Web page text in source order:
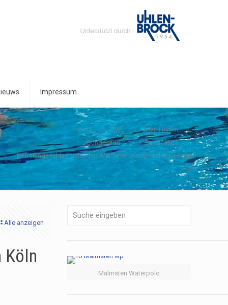
Impressum
Home DWL
DWL Herren
Bundesliga
1. Bundesliga
Befreiungsschlag gelungen Weidener Wasserballer besiegen
Köln
Alle anzeigen
Köln
Malmsten Waterpolo